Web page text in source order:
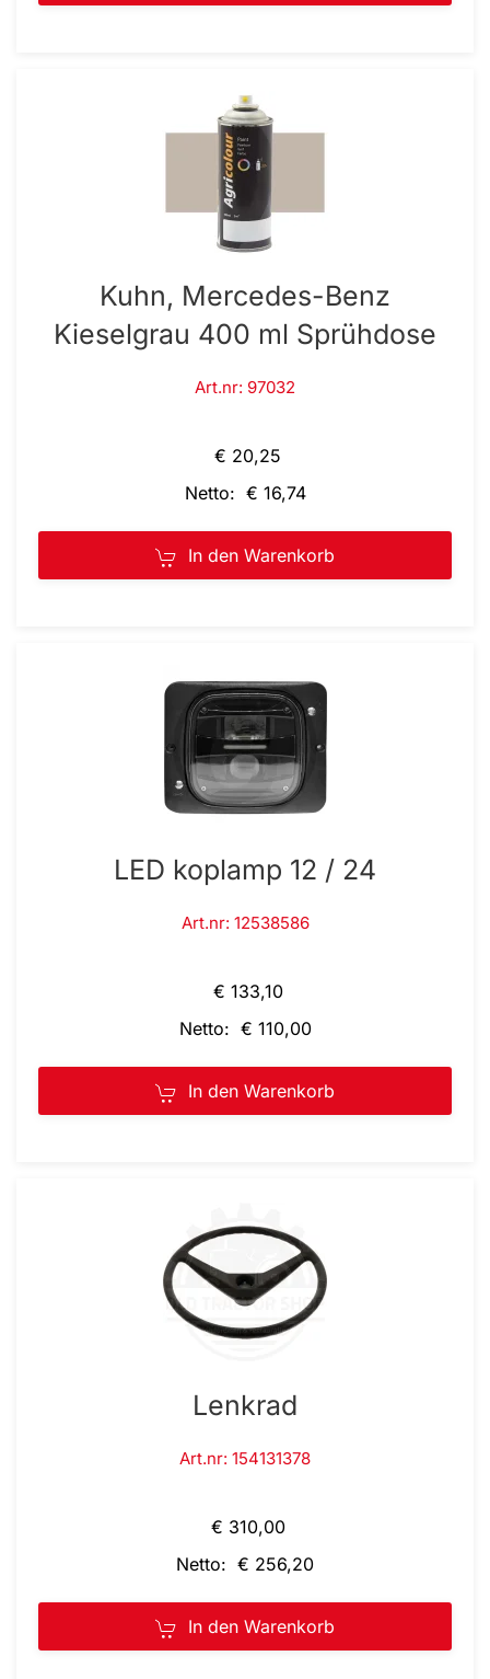
Kuhn, Mercedes-Benz
Kieselgrau 400 ml Sprühdose
Art.nr: 97032
€ 20,25
Netto: € 16,74
In den Warenkorb
LED koplamp 12 / 24
Art.nr: 12538586
€ 133,10
Netto: € 110,00
In den Warenkorb
Lenkrad
Art.nr: 154131378
€ 310,00
Netto: € 256,20
In den Warenkorb